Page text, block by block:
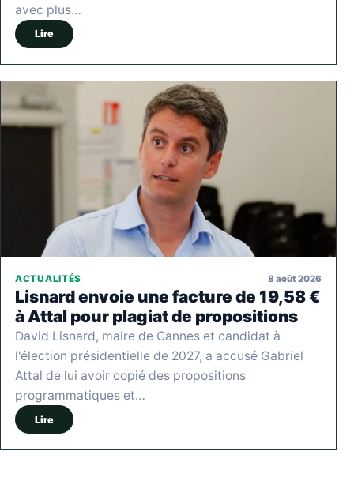
avec plus…
Lire
ACTUALITÉS 8 août 2026
Lisnard envoie une facture de 19,58 €
à Attal pour plagiat de propositions
David Lisnard, maire de Cannes et candidat à
l'élection présidentielle de 2027, a accusé Gabriel
Attal de lui avoir copié des propositions
programmatiques et…
Lire